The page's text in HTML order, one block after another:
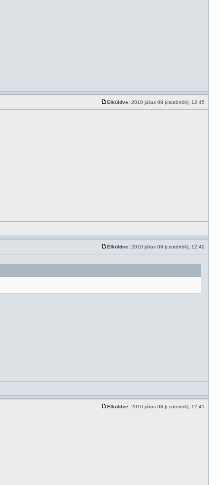
Elküldve: 2010 július 08 (csütörtök), 12:45
Elküldve: 2010 július 08 (csütörtök), 12:42
Elküldve: 2010 július 08 (csütörtök), 12:41